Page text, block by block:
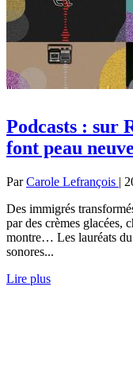
Podcasts : sur
font peau neuve
ParCarole Lefrançois |
Des immigrés
par des crèmes glacées,
montre… Les lauréats
sonores...
Lire plus